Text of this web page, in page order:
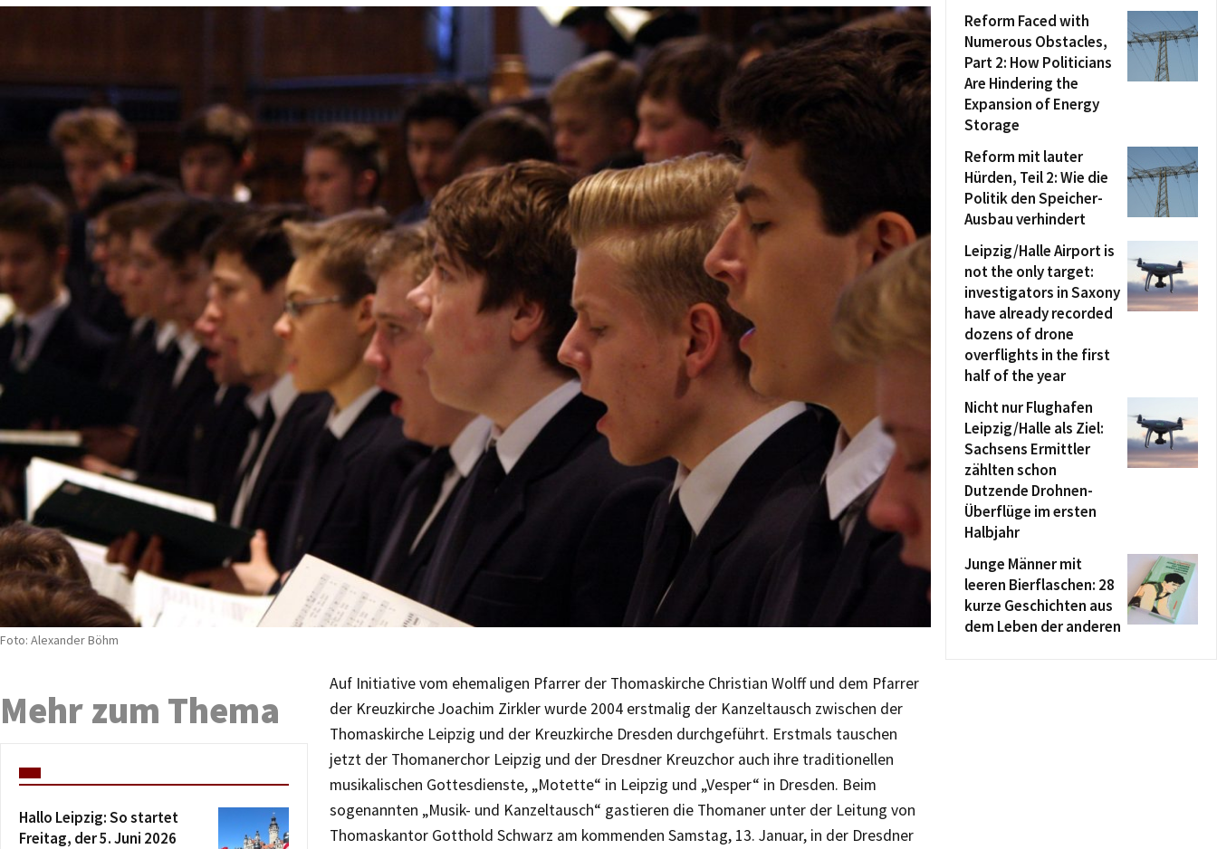
Foto: Alexander Böhm
Auf Initiative vom ehemaligen Pfarrer der Thomaskirche Christian Wolff und dem Pfarrer
der Kreuzkirche Joachim Zirkler wurde 2004 erstmalig der Kanzeltausch zwischen der
Thomaskirche Leipzig und der Kreuzkirche Dresden durchgeführt. Erstmals tauschen
jetzt der Thomanerchor Leipzig und der Dresdner Kreuzchor auch ihre traditionellen
musikalischen Gottesdienste, „Motette“ in Leipzig und „Vesper“ in Dresden. Beim
sogenannten „Musik- und Kanzeltausch“ gastieren die Thomaner unter der Leitung von
Thomaskantor Gotthold Schwarz am kommenden Samstag, 13. Januar, in der Dresdner
Mehr zum Thema
Hallo Leipzig: So startet
Freitag, der 5. Juni 2026
Reform Faced with
Numerous Obstacles,
Part 2: How Politicians
Are Hindering the
Expansion of Energy
Storage
Reform mit lauter
Hürden, Teil 2: Wie die
Politik den Speicher-
Ausbau verhindert
Leipzig/Halle Airport is
not the only target:
investigators in Saxony
have already recorded
dozens of drone
overflights in the first
half of the year
Nicht nur Flughafen
Leipzig/Halle als Ziel:
Sachsens Ermittler
zählten schon
Dutzende Drohnen-
Überflüge im ersten
Halbjahr
Junge Männer mit
leeren Bierflaschen: 28
kurze Geschichten aus
dem Leben der anderen